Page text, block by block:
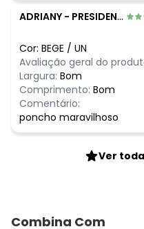
ADRIANY - PRESIDENTE PRUDENTE - SP
Cor: BEGE / UN
Avaliação geral do
Largura: Bom
Comprimento: Bom
Comentário:
poncho maravilhoso
Ver
Combina Com